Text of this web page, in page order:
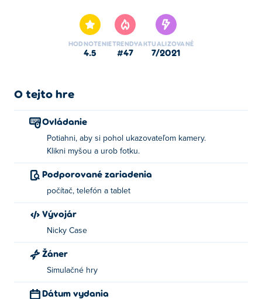
HODNOTENIE
4.5
TRENDY
#47
AKTUALIZOVANÉ
7/2021
O tejto hre
Ovládanie
Potiahni, aby si pohol ukazovateľom kamery.
Klikni myšou a urob fotku.
Podporované zariadenia
počítač, telefón a tablet
Vývojár
Nicky Case
Žáner
Simulačné hry
Dátum vydania